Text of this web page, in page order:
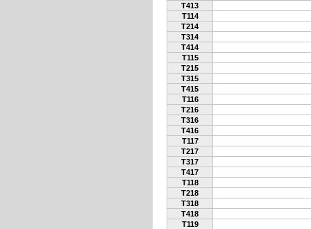
T413
T114
T214
T314
T414
T115
T215
T315
T415
T116
T216
T316
T416
T117
T217
T317
T417
T118
T218
T318
T418
T119